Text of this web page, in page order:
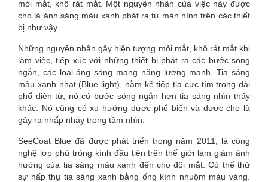
(SEECOAT
BLUE)
LÀ
GÌ?
mỏi mắt, khô rát mắt. Một nguyên nhân của việc này được
cho là ánh sáng màu xanh phát ra từ màn hình trên các thiết
bị như vậy.
Những nguyên nhân gây hiện tượng mỏi mắt, khô rát mắt khi
làm việc, tiếp xúc với những thiết bị phát ra các bước song
ngắn, các loại áng sáng mang năng lượng mạnh. Tia sáng
màu xanh nhạt (Blue light), nằm kế tiếp tia cực tím trong dải
phổ điện từ, nó có bước sóng ngắn hơn tia sáng nhìn thấy
khác. Nó cũng có xu hướng được phổ biến và được cho là
gây ra nhấp nháy trong tầm nhìn.
SeeCoat Blue đã được phát triển trong năm 2011, là công
nghệ lớp phủ tròng kính đầu tiên trên thế giới làm giảm ảnh
hưởng của tia sáng màu xanh đến cho đôi mắt. Có thể thử
sự hấp thụ tia sáng xanh bằng ống kính nhuộm màu vàng.